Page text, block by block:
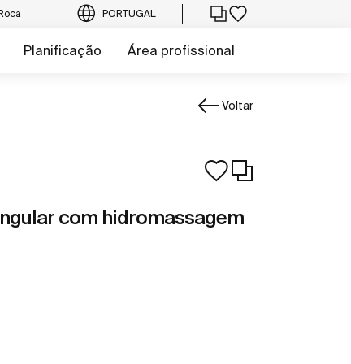
PORTUGAL
Planificação Área profissional
Voltar
com hidromassagem